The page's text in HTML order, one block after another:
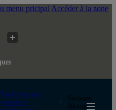
menu pricipal Accéder à la zone
École des arts
visuels et
Suzanne
Blouin